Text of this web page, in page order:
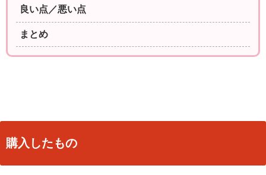
良い点／悪い点
まとめ
購入したもの